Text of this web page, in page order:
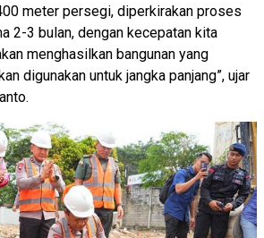
meter persegi, diperkirakan proses
2-3 bulan, dengan kecepatan kita
menghasilkan bangunan yang
digunakan untuk jangka panjang”, ujar